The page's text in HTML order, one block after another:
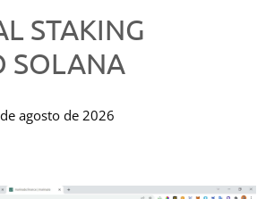
STAKING
SOLANA
agosto de 2026